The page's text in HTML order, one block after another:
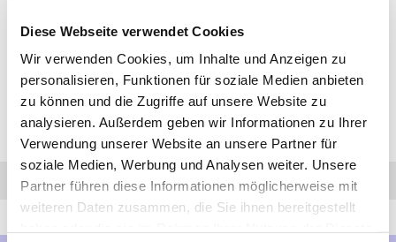
Diese Webseite verwendet Cookies
Wir verwenden Cookies, um Inhalte und Anzeigen zu
personalisieren, Funktionen für soziale Medien anbieten
zu können und die Zugriffe auf unsere Website zu
analysieren. Außerdem geben wir Informationen zu Ihrer
Verwendung unserer Website an unsere Partner für
soziale Medien, Werbung und Analysen weiter. Unsere
Partner führen diese Informationen möglicherweise mit
weiteren Daten zusammen, die Sie ihnen bereitgestellt
Anfrage Anrufen AHK-Finder